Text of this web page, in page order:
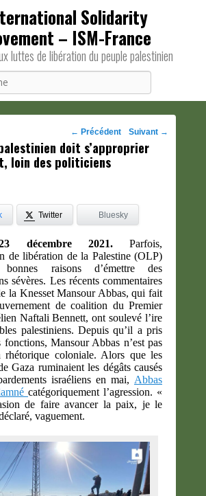
Solidarity
– ISM-France
luttes de libération du peuple palestinien
Navigation
des
← Précédent Suivant →
doit s’approprier
loin des politiciens
Twitter Bluesky
décembre 2021. Parfois,
de libération de la Palestine (OLP)
raisons d’émettre des
sévères. Les récents commentaires
la Knesset Mansour Abbas, qui fait
de coalition du Premier
Naftali Bennett, ont soulevé l’ire
palestiniens. Depuis qu’il a pris
fonctions, Mansour Abbas n’est pas
rhétorique coloniale. Alors que les
Gaza ruminaient les dégâts causés
israéliens en mai, Abbas
catégoriquement l’agression. «
de faire avancer la paix, je le
vaguement.